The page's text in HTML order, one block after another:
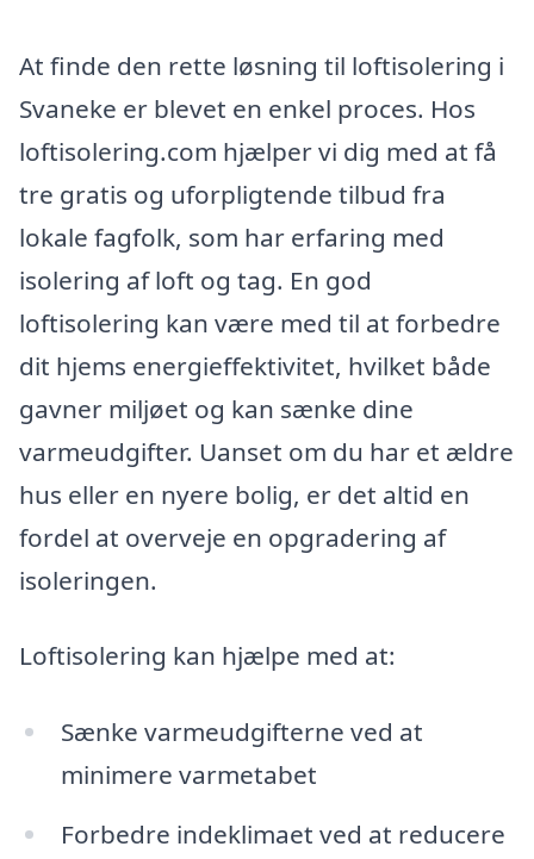
At finde den rette løsning til loftisolering i
Svaneke er blevet en enkel proces. Hos
loftisolering.com hjælper vi dig med at få
tre gratis og uforpligtende tilbud fra
lokale fagfolk, som har erfaring med
isolering af loft og tag. En god
loftisolering kan være med til at forbedre
dit hjems energieffektivitet, hvilket både
gavner miljøet og kan sænke dine
varmeudgifter. Uanset om du har et ældre
hus eller en nyere bolig, er det altid en
fordel at overveje en opgradering af
isoleringen.
Loftisolering kan hjælpe med at:
Sænke varmeudgifterne ved at
minimere varmetabet
Forbedre indeklimaet ved at reducere